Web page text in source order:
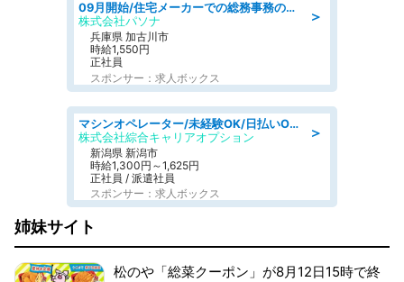
＞
09月開始/住宅メーカーでの総務事務のお仕事/駅近/車通勤可/一般事務/人事労務
株式会社パソナ
兵庫県 加古川市
時給1,550円
正社員
スポンサー：求人ボックス
＞
マシンオペレーター/未経験OK/日払いOK/寮完備/交替制/20・30・40代活躍中
株式会社綜合キャリアオプション
新潟県 新潟市
時給1,300円～1,625円
正社員 / 派遣社員
スポンサー：求人ボックス
姉妹サイト
松のや「総菜クーポン」が8月12日15時で終